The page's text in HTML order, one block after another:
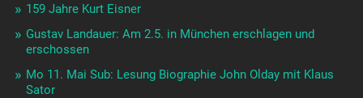
159 Jahre Kurt Eisner
Gustav Landauer: Am 2.5. in München erschlagen und
erschossen
Mo 11. Mai Sub: Lesung Biographie John Olday mit Klaus
Sator